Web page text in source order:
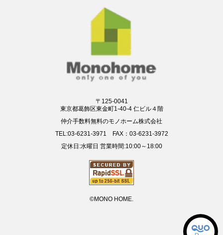
〒125-0041
東京都葛飾区東金町1-40-4 仁ビル４階
仲介手数料無料のモノホーム株式会社
TEL:03-6231-3971 FAX：03-6231-3972
定休日:水曜日 営業時間:10:00～18:00
©MONO HOME.